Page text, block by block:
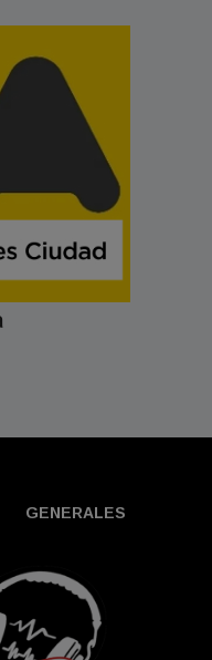
GENERALES